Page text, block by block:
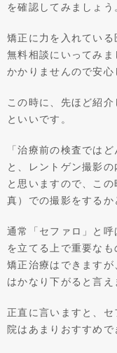
を確認してみましょう
矯正に力を入れてい
無料相談にいってみ
かかりませんので安心
この時に、先ほど紹
といいです。
「治療前の検査では
と、レントゲン撮影
と思いますので、こ
真）での撮影をするか
通常「セファロ」と
を立てる上で重要な
矯正治療はできます
はかなり下がると言え
正直に言いますと、
院はあまりおすすめで